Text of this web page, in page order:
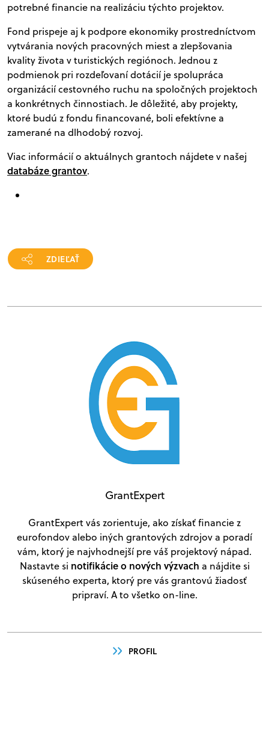
GrantExpert
GrantExpert vás zorientuje, ako získať financie z
eurofondov alebo iných grantových zdrojov a poradí
vám, ktorý je najvhodnejší pre váš projektový nápad.
Nastavte si notifikácie o nových výzvach a nájdite si
skúseného experta, ktorý pre vás grantovú žiadosť
pripraví. A to všetko on-line.
PROFIL
potrebné financie na realizáciu týchto projektov.
Fond prispeje aj k podpore ekonomiky prostredníctvom
vytvárania nových pracovných miest a zlepšovania
kvality života v turistických regiónoch. Jednou z
podmienok pri rozdeľovaní dotácií je spolupráca
organizácií cestovného ruchu na spoločných projektoch
a konkrétnych činnostiach. Je dôležité, aby projekty,
ktoré budú z fondu financované, boli efektívne a
zamerané na dlhodobý rozvoj.
Viac informácií o aktuálnych grantoch nájdete v našej
databáze grantov.
ZDIEĽAŤ